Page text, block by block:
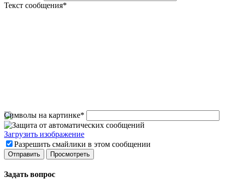
Текст сообщения*
Символы на картинке*
Загрузить изображение
Разрешить смайлики в этом сообщении
Задать вопрос